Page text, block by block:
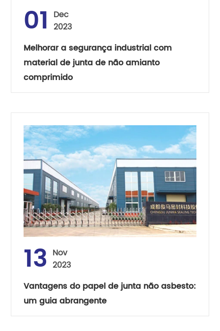
01 Dec
2023
Melhorar a segurança industrial com
material de junta de não amianto
comprimido
13 Nov
2023
Vantagens do papel de junta não asbesto:
um guia abrangente